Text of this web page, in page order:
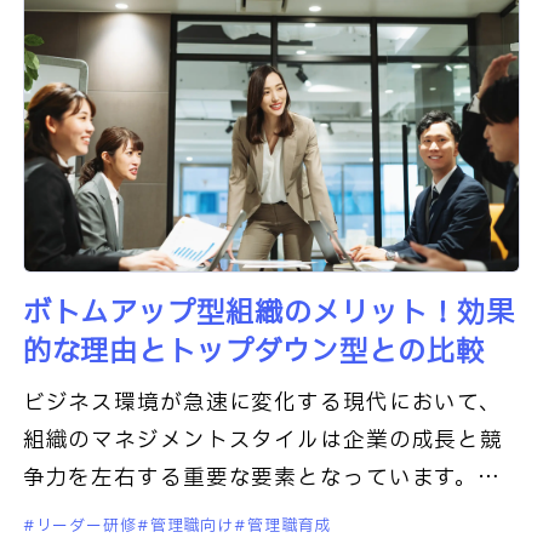
ボトムアップ型組織のメリット！効果
的な理由とトップダウン型との比較
ビジネス環境が急速に変化する現代において、
組織のマネジメントスタイルは企業の成長と競
争力を左右する重要な要素となっています。そ
の中でも注目を集めているのが、従業員の意見
リーダー研修 管理職向け 管理職育成